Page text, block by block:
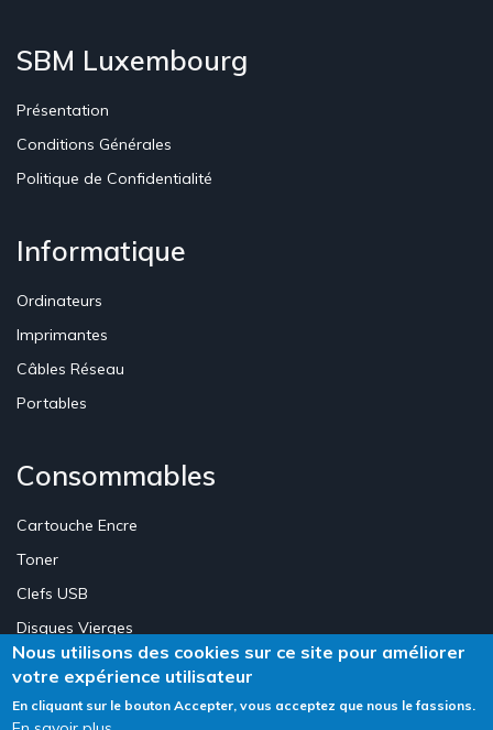
SBM Luxembourg
Présentation
Conditions Générales
Politique de Confidentialité
Informatique
Ordinateurs
Imprimantes
Câbles Réseau
Portables
Consommables
Cartouche Encre
Toner
Clefs USB
Disques Vierges
Création Site E-commerce Luxembourg - Neweb Creations
Nous utilisons des cookies sur ce site pour améliorer
votre expérience utilisateur
En cliquant sur le bouton Accepter, vous acceptez que nous le fassions.